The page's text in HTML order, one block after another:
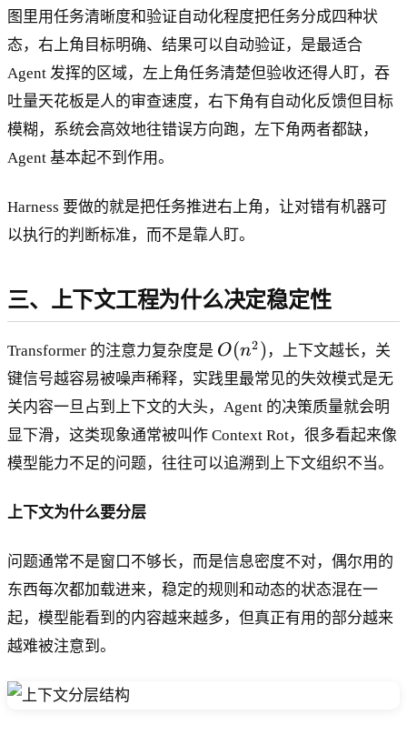
图里用任务清晰度和验证自动化程度把任务分成四种状
态，右上角目标明确、结果可以自动验证，是最适合
Agent 发挥的区域，左上角任务清楚但验收还得人盯，吞
吐量天花板是人的审查速度，右下角有自动化反馈但目标
模糊，系统会高效地往错误方向跑，左下角两者都缺，
Agent 基本起不到作用。
Harness 要做的就是把任务推进右上角，让对错有机器可
以执行的判断标准，而不是靠人盯。
三、上下文工程为什么决定稳定性
Transformer 的注意力复杂度是 O
(
n
^
2
)
O(n2 ) ，上下文越长，关
键信号越容易被噪声稀释，实践里最常见的失效模式是无
关内容一旦占到上下文的大头，Agent 的决策质量就会明
显下滑，这类现象通常被叫作 Context Rot，很多看起来像
模型能力不足的问题，往往可以追溯到上下文组织不当。
上下文为什么要分层
问题通常不是窗口不够长，而是信息密度不对，偶尔用的
东西每次都加载进来，稳定的规则和动态的状态混在一
起，模型能看到的内容越来越多，但真正有用的部分越来
越难被注意到。